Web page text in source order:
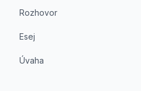
Rozhovor
Esej
Úvaha